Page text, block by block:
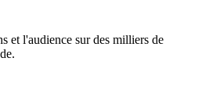
et l'audience sur des milliers de